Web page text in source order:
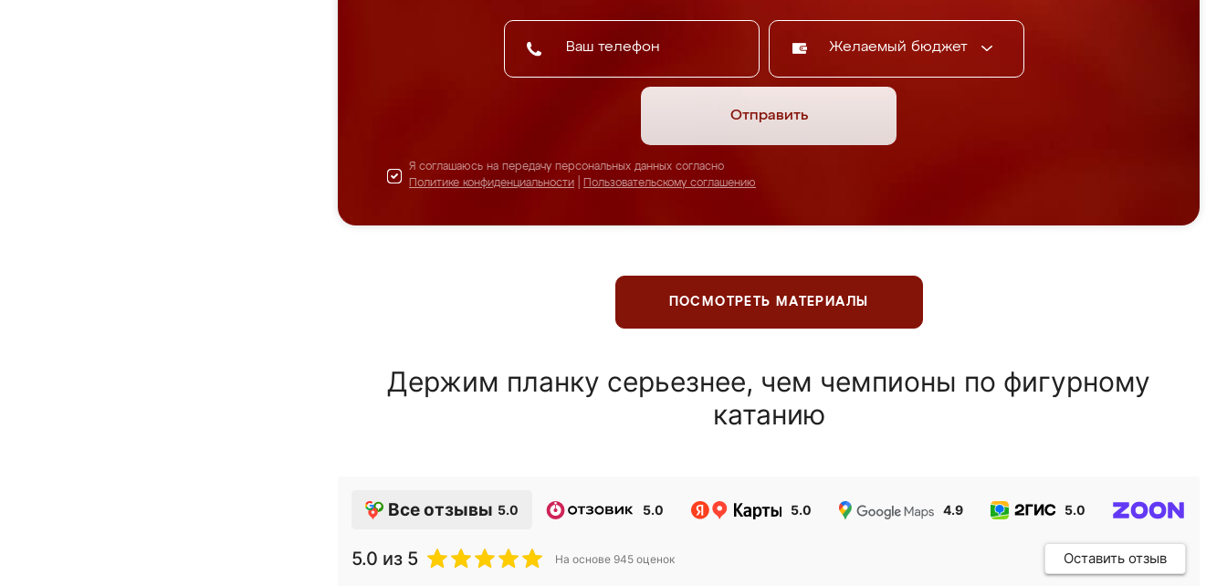
Желаемый бюджет
Отправить
Я соглашаюсь на передачу персональных данных согласно
Политике конфиденциальности
Пользовательскому соглашению
ПОСМОТРЕТЬ МАТЕРИАЛЫ
Держим планку серьезнее, чем чемпионы по фигурному
катанию
Все отзывы 5.0 5.0 5.0 4.9 5.0
5.0 из 5 На основе 945 оценок Оставить отзыв